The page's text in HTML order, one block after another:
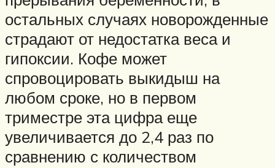
остальных случаях новорожденные
страдают от недостатка веса и
гипоксии. Кофе может
спровоцировать выкидыш на
любом сроке, но в первом
триместре эта цифра еще
увеличивается до 2,4 раз по
сравнению с количеством